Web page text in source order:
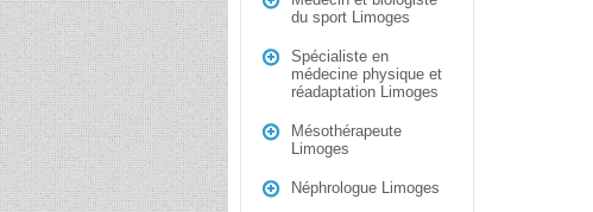
du sport Limoges
Spécialiste en
médecine physique et
réadaptation Limoges
Mésothérapeute
Limoges
Néphrologue Limoges